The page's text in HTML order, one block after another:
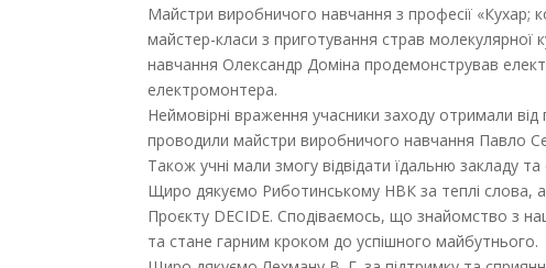
Майстри виробничого навчання з професії «Кухар;
майстер-класи з приготування страв
навчання Олександр Доміна продемонстрував
електромонтера.
Неймовірні враження учасники заходу отримали
проводили майстри виробничого навчання Павло
Також учні мали змогу відвідати їдальню закладу та
Щиро дякуємо Риботинському НВК за теплі слова,
Проєкту DECIDE. Сподіваємось, що знайомство з
та стане гарним кроком до успішного майбутнього.